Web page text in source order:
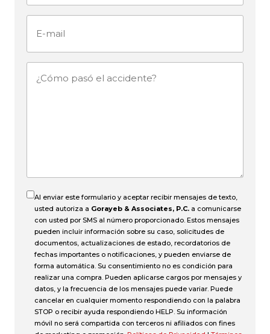
¿Cómo
Al enviar este formulario y aceptar recibir mensajes de texto,
usted autoriza a Gorayeb & Associates, P.C. a comunicarse
con usted por SMS al número proporcionado. Estos mensajes
pueden incluir información sobre su caso, solicitudes de
documentos, actualizaciones de estado, recordatorios de
fechas importantes o notificaciones, y pueden enviarse de
forma automática. Su consentimiento no es condición para
realizar una compra. Pueden aplicarse cargos por mensajes y
datos, y la frecuencia de los mensajes puede variar. Puede
cancelar en cualquier momento respondiendo con la palabra
STOP o recibir ayuda respondiendo HELP. Su información
móvil no será compartida con terceros ni afiliados con fines